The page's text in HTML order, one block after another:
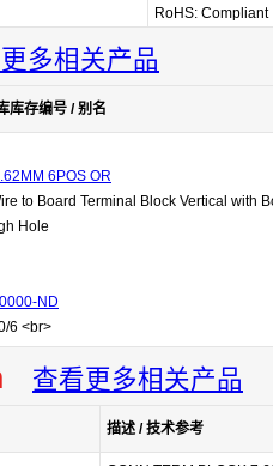
RoHS: Compliant
多相关产品
库存编号 / 别名
6POS OR
to Board Terminal Block Vertical with
Hole
ND
6 <br>
查看更多相关产品
描述 / 技术参考